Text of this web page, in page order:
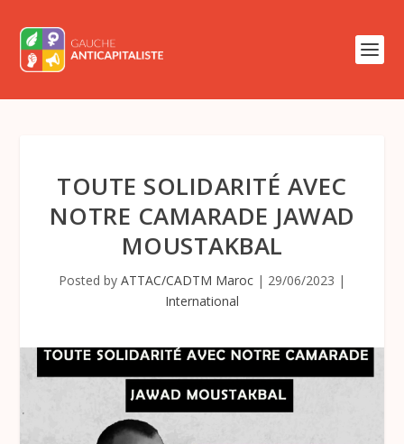
TOUTE SOLIDARITÉ AVEC
NOTRE CAMARADE JAWAD
MOUSTAKBAL
Posted by ATTAC/CADTM Maroc | 29/06/2023 |
International